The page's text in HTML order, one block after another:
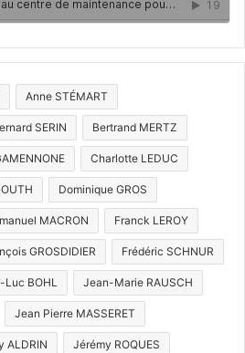
Anne STÉMART
SERIN Bertrand MERTZ
Charlotte LEDUC
Dominique GROS
MACRON Franck LEROY
GROSDIDIER Frédéric SCHNUR
Luc BOHL Jean-Marie RAUSCH
Jean Pierre MASSERET
ALDRIN Jérémy ROQUES